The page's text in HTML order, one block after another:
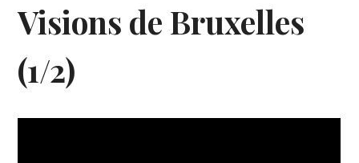
Visions de Bruxelles
(1/2)